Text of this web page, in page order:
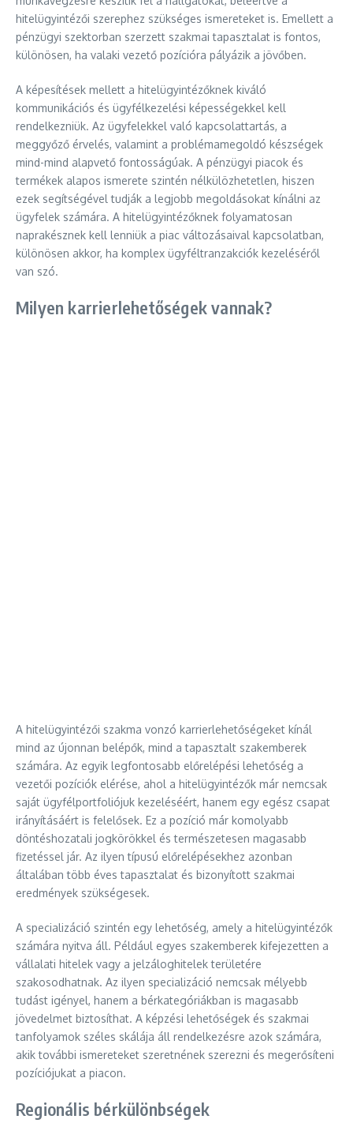
hitelügyintézői szerephez szükséges ismereteket is. Emellett a
pénzügyi szektorban szerzett szakmai tapasztalat is fontos,
különösen, ha valaki vezető pozícióra pályázik a jövőben.
A képesítések mellett a hitelügyintézőknek kiváló
kommunikációs és ügyfélkezelési képességekkel kell
rendelkezniük. Az ügyfelekkel való kapcsolattartás, a
meggyőző érvelés, valamint a problémamegoldó készségek
mind-mind alapvető fontosságúak. A pénzügyi piacok és
termékek alapos ismerete szintén nélkülözhetetlen, hiszen
ezek segítségével tudják a legjobb megoldásokat kínálni az
ügyfelek számára. A hitelügyintézőknek folyamatosan
naprakésznek kell lenniük a piac változásaival kapcsolatban,
különösen akkor, ha komplex ügyféltranzakciók kezeléséről
van szó.
Milyen karrierlehetőségek vannak?
A hitelügyintézői szakma vonzó karrierlehetőségeket kínál
mind az újonnan belépők, mind a tapasztalt szakemberek
számára. Az egyik legfontosabb előrelépési lehetőség a
vezetői pozíciók elérése, ahol a hitelügyintézők már nemcsak
saját ügyfélportfoliójuk kezeléséért, hanem egy egész csapat
irányításáért is felelősek. Ez a pozíció már komolyabb
döntéshozatali jogkörökkel és természetesen magasabb
fizetéssel jár. Az ilyen típusú előrelépésekhez azonban
általában több éves tapasztalat és bizonyított szakmai
eredmények szükségesek.
A specializáció szintén egy lehetőség, amely a hitelügyintézők
számára nyitva áll. Például egyes szakemberek kifejezetten a
vállalati hitelek vagy a jelzáloghitelek területére
szakosodhatnak. Az ilyen specializáció nemcsak mélyebb
tudást igényel, hanem a bérkategóriákban is magasabb
jövedelmet biztosíthat. A képzési lehetőségek és szakmai
tanfolyamok széles skálája áll rendelkezésre azok számára,
akik további ismereteket szeretnének szerezni és megerősíteni
pozíciójukat a piacon.
Regionális bérkülönbségek